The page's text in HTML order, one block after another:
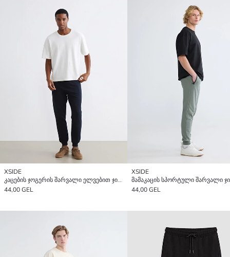
XSIDE
კაცების ჯოგერის შარვალი ელვებით ჯიბეებით, რეგულარული ფორმით.
44,00 GEL
XSIDE
44,00 GEL